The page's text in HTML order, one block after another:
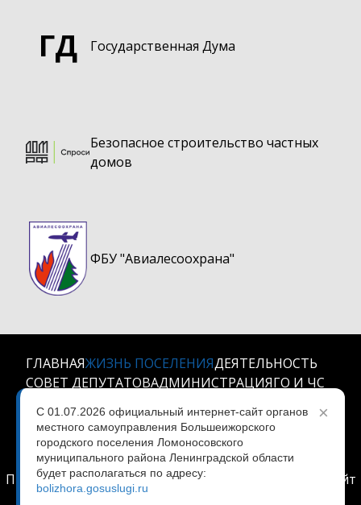
С 01.07.2026 официальный интернет-сайт органов
местного самоуправления Большеижорского
городского поселения Ломоносовского
муниципального района Ленинградской области
будет располагаться по адресу:
bolizhora.gosuslugi.ru
×
ГД Государственная Дума
Безопасное строительство частных
домов
ФБУ "Авиалесоохрана"
ГЛАВНАЯЖИЗНЬ ПОСЕЛЕНИЯДЕЯТЕЛЬНОСТЬ
СОВЕТ ДЕПУТАТОВАДМИНИСТРАЦИЯГО И ЧС
МО Большеижорское городское поселение
Все права защищены.
При использовании любых материалов ссылка на сайт